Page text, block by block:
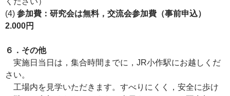
(4) 参加費：研究会は無料，交流会参加費（事前申込）
2.000円
６．その他
実施日当日は，集合時間までに，JR小作駅にお越しくだ
さい。
工場内を見学いただきます。すべりにくく，安全に歩け